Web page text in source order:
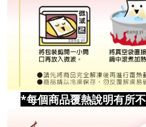
*每個商品覆熱說明有所